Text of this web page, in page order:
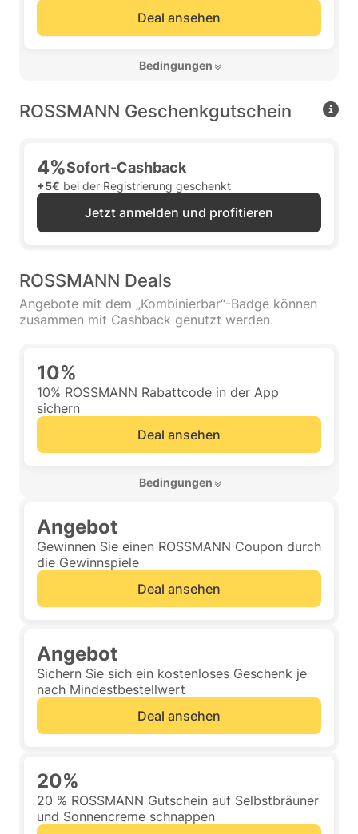
Deal ansehen
Bedingungen
ROSSMANN Geschenkgutschein
4%Sofort-Cashback
+5€ bei der Registrierung geschenkt
Jetzt anmelden und profitieren
ROSSMANN Deals
Angebote mit dem „Kombinierbar“-Badge können
zusammen mit Cashback genutzt werden.
10%
10% ROSSMANN Rabattcode in der App
sichern
Deal ansehen
Bedingungen
Angebot
Gewinnen Sie einen ROSSMANN Coupon durch
die Gewinnspiele
Deal ansehen
Angebot
Sichern Sie sich ein kostenloses Geschenk je
nach Mindestbestellwert
Deal ansehen
20%
20 % ROSSMANN Gutschein auf Selbstbräuner
und Sonnencreme schnappen